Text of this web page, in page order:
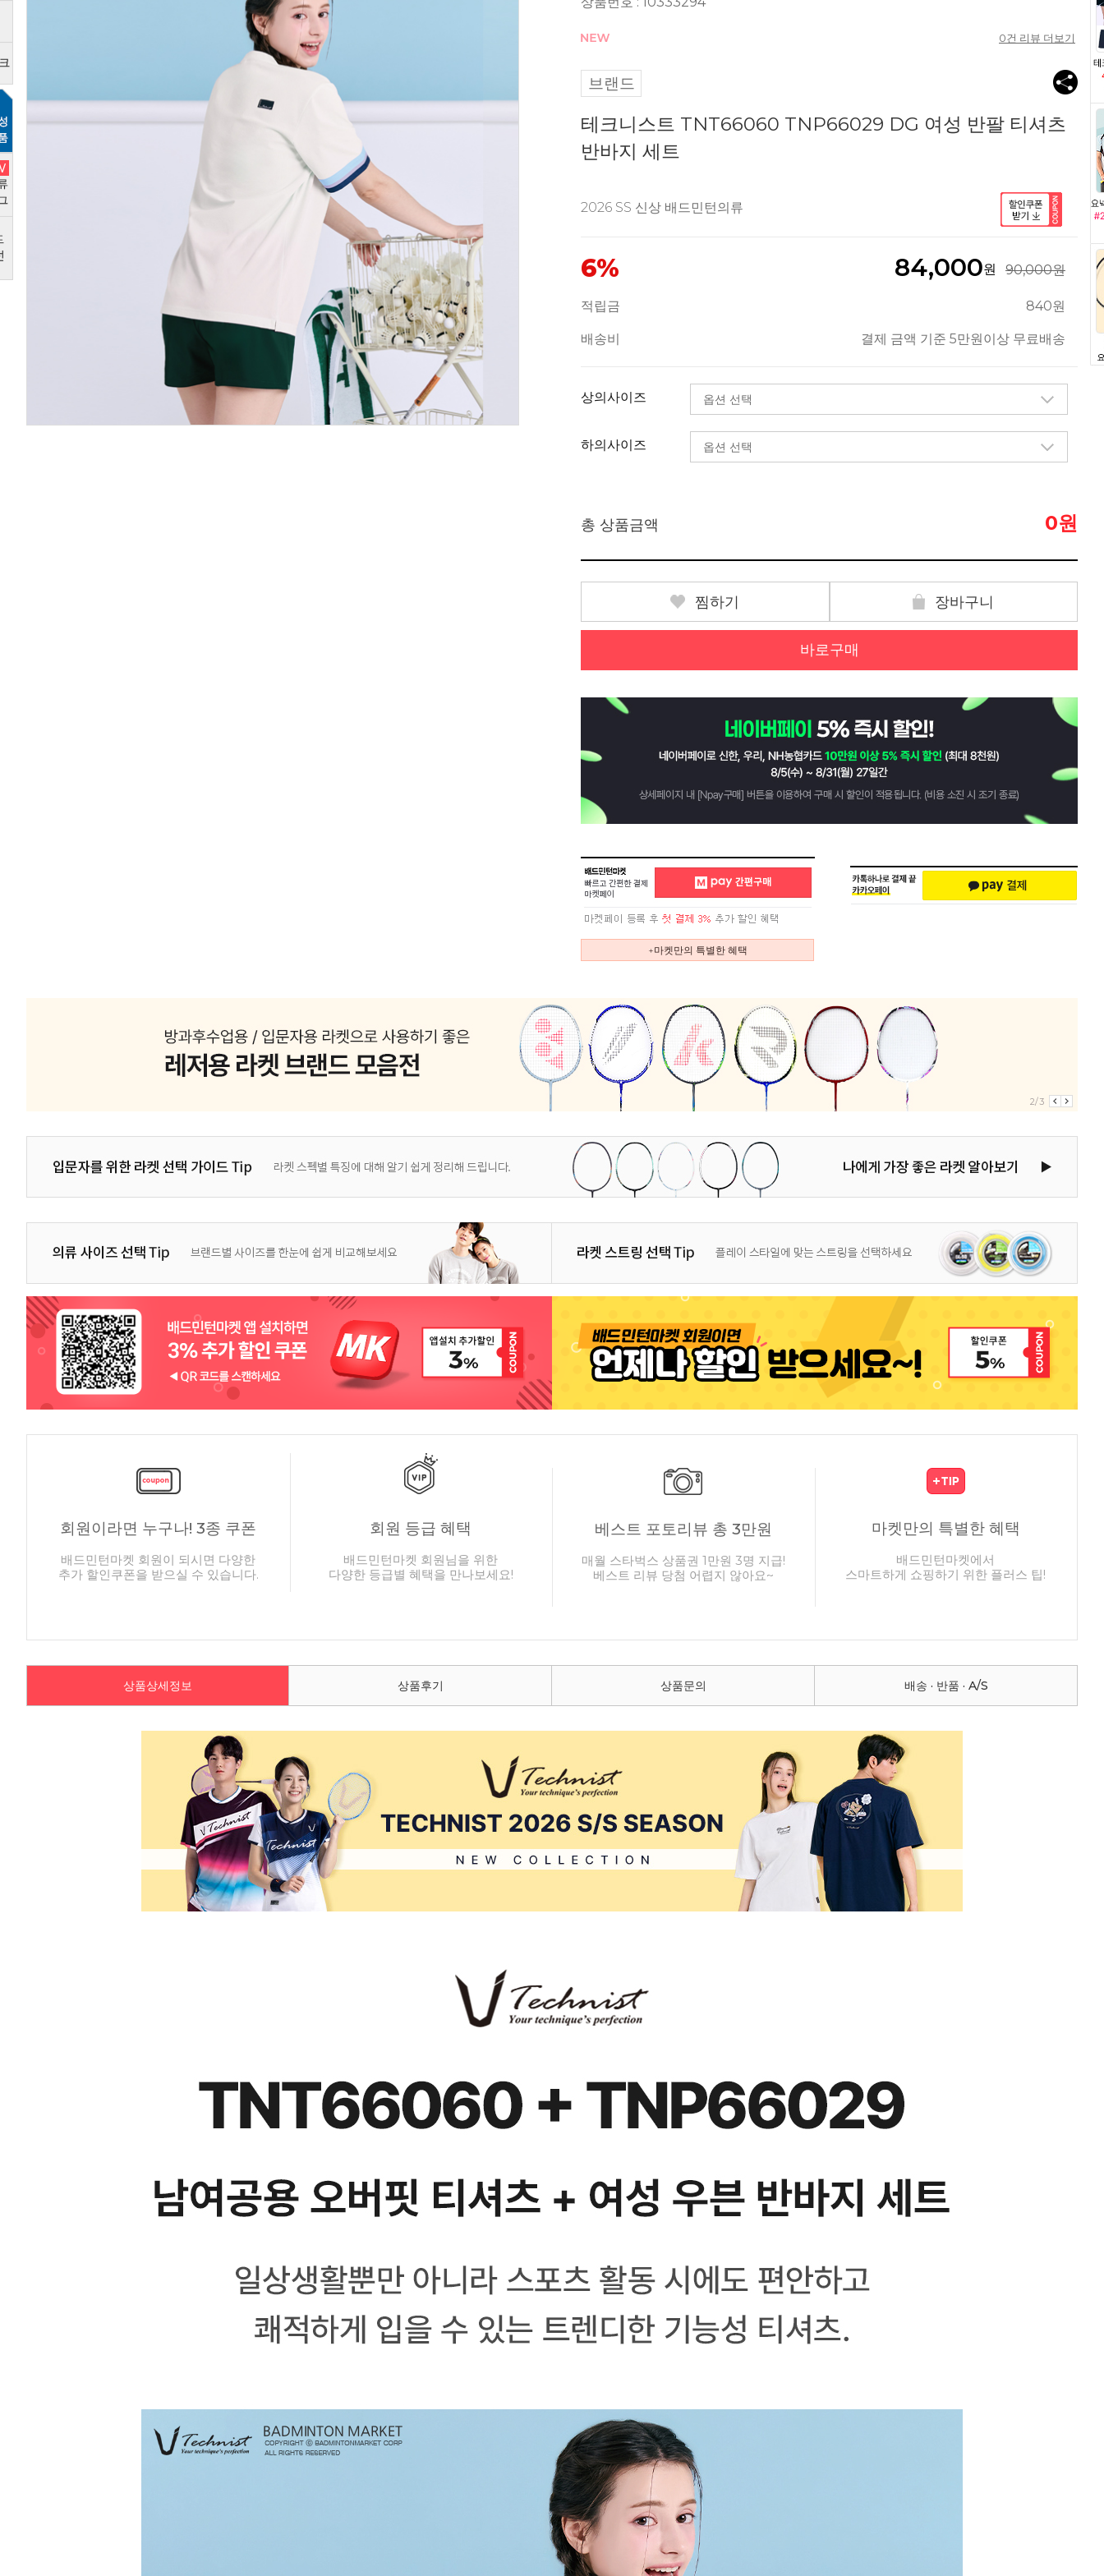
0건 리뷰 더보기
브랜드
테크니스트 TNT66060 TNP66029 DG 여성 반팔 티셔츠
반바지 세트
2026 SS 신상 배드민턴의류
6% 84,000원 90,000원
적립금 840원
배송비 결제 금액 기준 5만원이상 무료배송
상의사이즈
하의사이즈
총 상품금액 0원
찜하기 장바구니
바로구매
+마켓만의 특별한 혜택
2/3
회원이라면 누구나! 3종 쿠폰
배드민턴마켓 회원이 되시면 다양한
추가 할인쿠폰을 받으실 수 있습니다.
회원 등급 혜택
배드민턴마켓 회원님을 위한
다양한 등급별 혜택을 만나보세요!
베스트 포토리뷰 총 3만원
매월 스타벅스 상품권 1만원 3명 지급!
베스트 리뷰 당첨 어렵지 않아요~
마켓만의 특별한 혜택
배드민턴마켓에서
스마트하게 쇼핑하기 위한 플러스 팁!
상품상세정보 상품후기 상품문의 배송 · 반품 · A/S